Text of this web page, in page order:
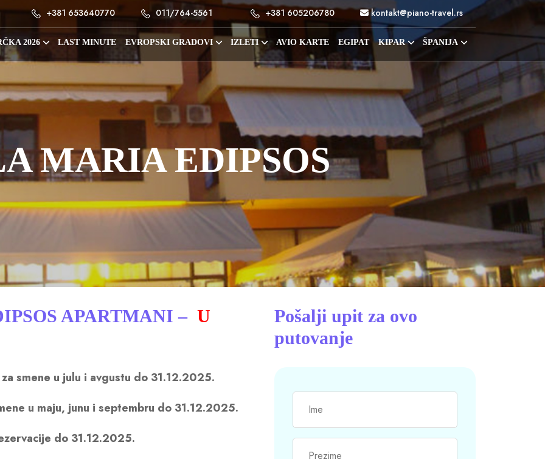
2026 LAST MINUTE EVROPSKI GRADOVI IZLETI AVIO KARTE EGIPAT KIPAR ŠPANIJA
+381 653640770 011/764-5561 +381 605206780 kontakt@piano-travel.rs
MARIA EDIPSOS
APARTMANI – U
smene u julu i avgustu do 31.12.2025.
u maju, junu i septembru do 31.12.2025.
do 31.12.2025.
Pošalji upit za ovo
putovanje